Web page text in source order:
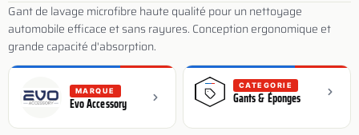
Gant de lavage microfibre haute qualité pour un nettoyage
automobile efficace et sans rayures. Conception ergonomique et
grande capacité d'absorption.
MARQUE
Evo Accessory
CATEGORIE
Gants & Éponges